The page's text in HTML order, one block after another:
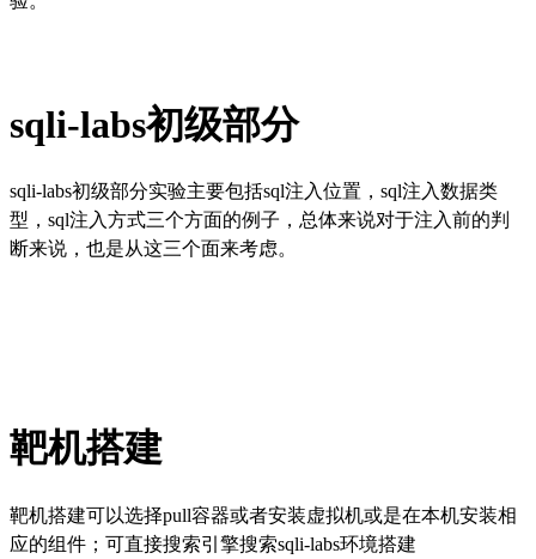
sqli-labs初级部分
sqli-labs初级部分实验主要包括sql注入位置，sql注入数据类
型，sql注入方式三个方面的例子，总体来说对于注入前的判
断来说，也是从这三个面来考虑。
靶机搭建
靶机搭建可以选择pull容器或者安装虚拟机或是在本机安装相
应的组件；可直接搜索引擎搜索sqli-labs环境搭建